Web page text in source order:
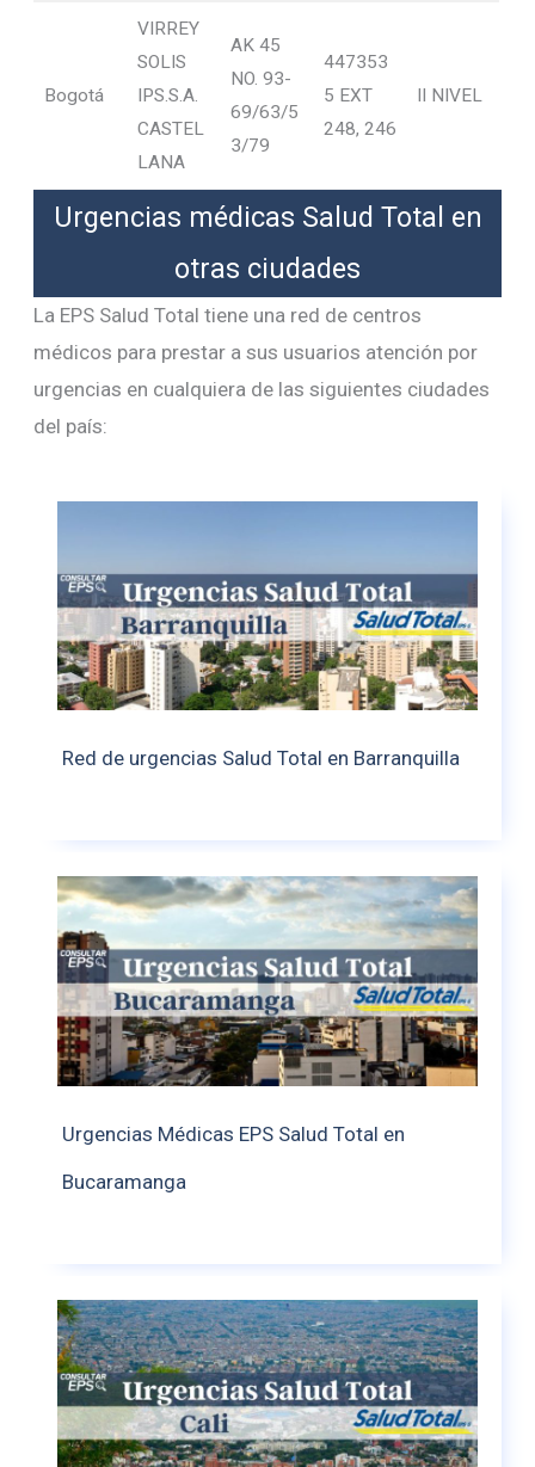
Bogotá
VIRREY
SOLIS
IPS.S.A.
CASTEL
LANA
AK 45
NO. 93-
69/63/5
3/79
447353
5 EXT
248, 246
II NIVEL
Urgencias médicas Salud Total en
otras ciudades
La EPS Salud Total tiene una red de centros
médicos para prestar a sus usuarios atención por
urgencias en cualquiera de las siguientes ciudades
del país:
Red de urgencias Salud Total en Barranquilla
Urgencias Médicas EPS Salud Total en
Bucaramanga